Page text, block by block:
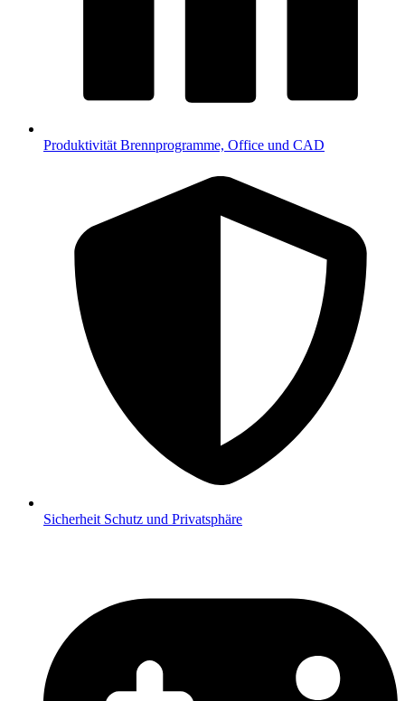
Produktivität Brennprogramme, Office und CAD
Sicherheit Schutz und Privatsphäre